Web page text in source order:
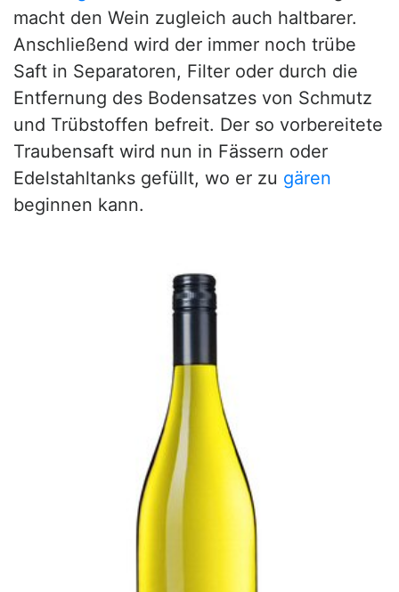
macht den Wein zugleich auch haltbarer.
Anschließend wird der immer noch trübe
Saft in Separatoren, Filter oder durch die
Entfernung des Bodensatzes von Schmutz
und Trübstoffen befreit. Der so vorbereitete
Traubensaft wird nun in Fässern oder
Edelstahltanks gefüllt, wo er zu gären
beginnen kann.